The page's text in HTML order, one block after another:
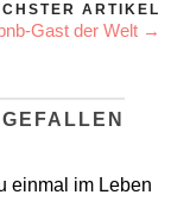
ARTIKEL
Gast der Welt →
einmal im Leben